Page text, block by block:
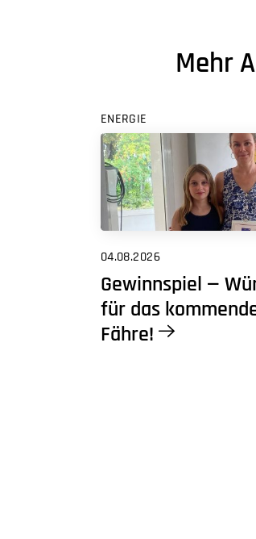
Mehr
ENERGIE
04.08.2026
Gewinnspiel —
für das
Fähre!